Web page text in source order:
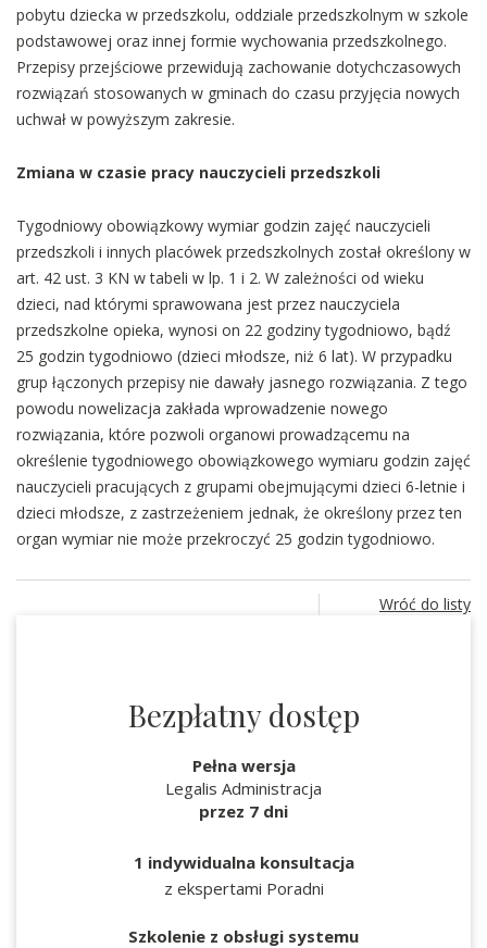
pobytu dziecka w przedszkolu, oddziale przedszkolnym w szkole
podstawowej oraz innej formie wychowania przedszkolnego.
Przepisy przejściowe przewidują zachowanie dotychczasowych
rozwiązań stosowanych w gminach do czasu przyjęcia nowych
uchwał w powyższym zakresie.
Zmiana w czasie pracy nauczycieli przedszkoli
Tygodniowy obowiązkowy wymiar godzin zajęć nauczycieli
przedszkoli i innych placówek przedszkolnych został określony w
art. 42 ust. 3 KN w tabeli w lp. 1 i 2. W zależności od wieku
dzieci, nad którymi sprawowana jest przez nauczyciela
przedszkolne opieka, wynosi on 22 godziny tygodniowo, bądź
25 godzin tygodniowo (dzieci młodsze, niż 6 lat). W przypadku
grup łączonych przepisy nie dawały jasnego rozwiązania. Z tego
powodu nowelizacja zakłada wprowadzenie nowego
rozwiązania, które pozwoli organowi prowadzącemu na
określenie tygodniowego obowiązkowego wymiaru godzin zajęć
nauczycieli pracujących z grupami obejmującymi dzieci 6-letnie i
dzieci młodsze, z zastrzeżeniem jednak, że określony przez ten
organ wymiar nie może przekroczyć 25 godzin tygodniowo.
Wróć do listy
Bezpłatny dostęp
Pełna wersja
Legalis Administracja
przez 7 dni
1 indywidualna konsultacja
z ekspertami Poradni
Szkolenie z obsługi systemu